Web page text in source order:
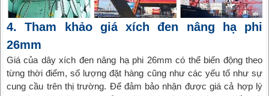
4. Tham khảo giá xích đen nâng hạ phi
26mm
Giá của dây xích đen nâng hạ phi 26mm có thể biến động theo
từng thời điểm, số lượng đặt hàng cũng như các yếu tố như sự
cung cầu trên thị trường. Để đảm bảo nhận được giá cả hợp lý